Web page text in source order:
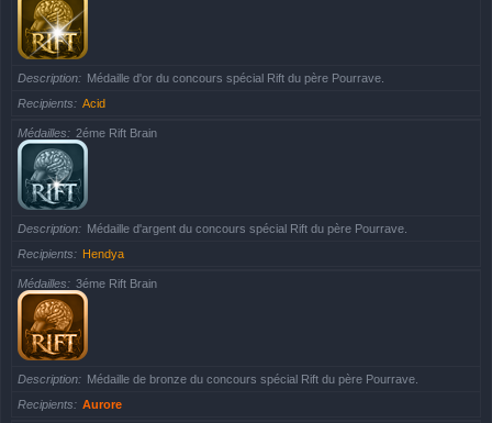
Description
Médaille d'or du concours spécial Rift du père Pourrave.
Recipients
Acid
Médailles 2éme Rift Brain
Description
Médaille d'argent du concours spécial Rift du père Pourrave.
Recipients
Hendya
Médailles 3éme Rift Brain
Description
Médaille de bronze du concours spécial Rift du père Pourrave.
Recipients
Aurore